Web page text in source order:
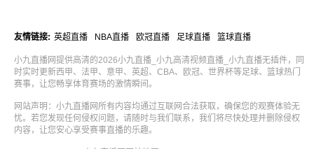
友情链接: 英超直播 NBA直播 欧冠直播 足球直播 篮球直播
小九直播网提供高清的2026小九直播_小九高清视频直播_小九直播无插件，同
时实时更新西甲、法甲、意甲、英超、CBA、欧冠、世界杯等足球、篮球热门
赛事，让您畅享体育赛场的激情瞬间。
网站声明：小九直播网所有内容均通过互联网合法获取，确保您的观赛体验无
忧。若您发现任何侵权问题，请随时与我们联系，我们将尽快处理并删除侵权
内容，让您安心享受赛事直播的乐趣。